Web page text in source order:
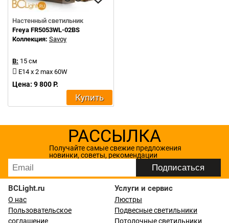
Настенный светильник
Freya FR5053WL-02BS
Коллекция: Savoy
В: 15 см
E14 x 2 max 60W
Цена: 9 800 Р.
Купить
РАССЫЛКА
Получайте самые свежие предложения
новинки, советы, рекомендации
BCLight.ru
О нас
Пользовательское
соглашение
Услуги и сервис
Люстры
Подвесные светильники
Потолочные светильники